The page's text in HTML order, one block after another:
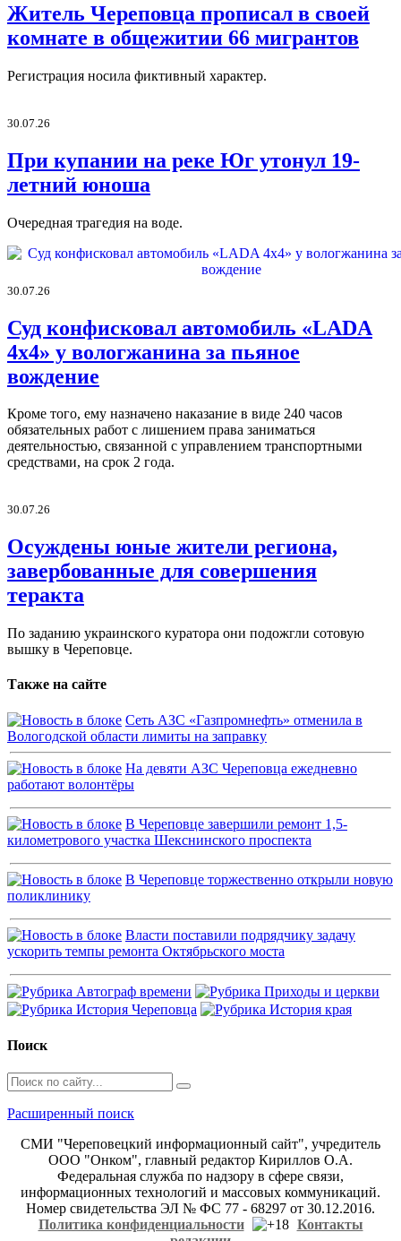
Житель Череповца прописал в своей
комнате в общежитии 66 мигрантов
Регистрация носила фиктивный характер.
30.07.26
При купании на реке Юг утонул 19-
летний юноша
Очередная трагедия на воде.
30.07.26
Суд конфисковал автомобиль «LADA
4х4» у вологжанина за пьяное
вождение
Кроме того, ему назначено наказание в виде 240 часов
обязательных работ с лишением права заниматься
деятельностью, связанной с управлением транспортными
средствами, на срок 2 года.
30.07.26
Осуждены юные жители региона,
завербованные для совершения
теракта
По заданию украинского куратора они подожгли сотовую
вышку в Череповце.
Также на сайте
Сеть АЗС «Газпромнефть» отменила в
Вологодской области лимиты на заправку
На девяти АЗС Череповца ежедневно
работают волонтёры
В Череповце завершили ремонт 1,5-
километрового участка Шекснинского проспекта
В Череповце торжественно открыли новую
поликлинику
Власти поставили подрядчику задачу
ускорить темпы ремонта Октябрьского моста
Поиск
Расширенный поиск
СМИ "Череповецкий информационный сайт", учредитель
ООО "Онком", главный редактор Кириллов О.А.
Федеральная служба по надзору в сфере связи,
информационных технологий и массовых коммуникаций.
Номер свидетельства ЭЛ № ФС 77 - 68297 от 30.12.2016.
Политика конфиденциальности
Контакты